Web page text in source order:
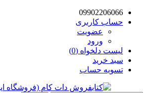
09902206066
حساب کاربری
عضویت
ورود
لیست دلخواه (0)
سبد خرید
تسویه حساب